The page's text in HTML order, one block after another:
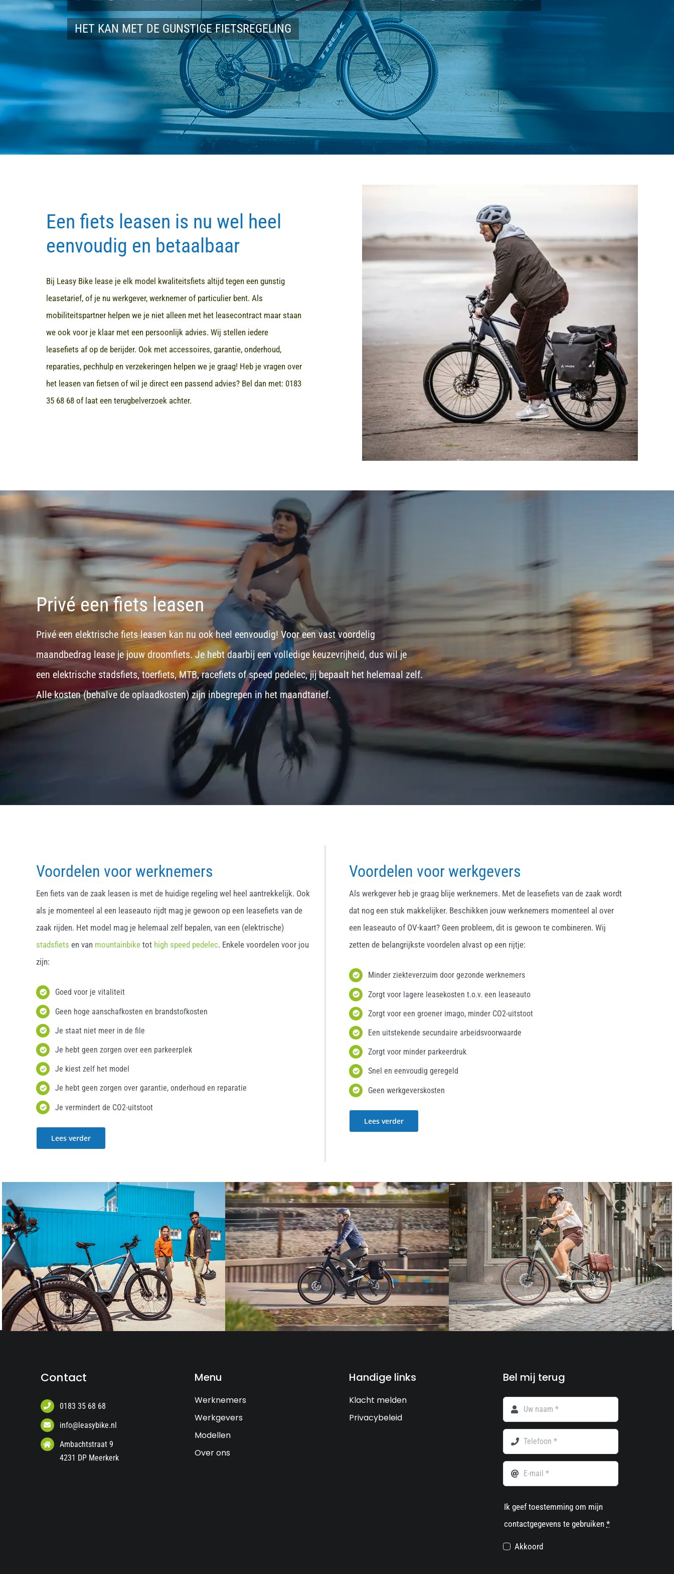
HET KAN MET DE GUNSTIGE FIETSREGELING
Een fiets leasen is nu wel heel
eenvoudig en betaalbaar
Bij Leasy Bike lease je elk model kwaliteitsfiets altijd tegen een gunstig
leasetarief, of je nu werkgever, werknemer of particulier bent. Als
mobiliteitspartner helpen we je niet alleen met het leasecontract maar staan
we ook voor je klaar met een persoonlijk advies. Wij stellen iedere
leasefiets af op de berijder. Ook met accessoires, garantie, onderhoud,
reparaties, pechhulp en verzekeringen helpen we je graag! Heb je vragen over
het leasen van fietsen of wil je direct een passend advies? Bel dan met: 0183
35 68 68of laat een terugbelverzoek achter.
Privé een fiets leasen
Privé een elektrische fiets leasen kan nu ook heel eenvoudig! Voor een vast voordelig
maandbedrag lease je jouw droomfiets. Je hebt daarbij een volledige keuzevrijheid, dus wil je
een elektrische stadsfiets, toerfiets,MTB,racefiets ofspeed pedelec, jij bepaalt het helemaal zelf.
Alle kosten (behalve de oplaadkosten) zijn inbegrepen in het maandtarief.
Voordelen voor werknemers
Een fiets van de zaak leasen is met de huidige regeling wel heel aantrekkelijk. Ook
als je momenteel al een leaseauto rijdt mag je gewoon op een leasefiets van de
zaak rijden. Het model mag je helemaal zelf bepalen, van een (elektrische)
stadsfiets en van mountainbiketot high speed pedelec. Enkele voordelen voor jou
zijn:
Goed voor je vitaliteit
Geen hoge aanschafkosten en brandstofkosten
Je staat niet meer in de file
Je hebt geen zorgen over een parkeerplek
Je kiest zelf het model
Je hebt geen zorgen over garantie, onderhoud en reparatie
Je vermindert de CO2-uitstoot
Lees verder
Voordelen voor werkgevers
Als werkgever heb je graag blije werknemers. Met de leasefiets van de zaak wordt
dat nog een stuk makkelijker. Beschikken jouw werknemers momenteel al over
een leaseauto of OV-kaart? Geen probleem, dit is gewoon te combineren. Wij
zetten de belangrijkste voordelen alvast op een rijtje:
Minder ziekteverzuim door gezonde werknemers
Zorgt voor lagere leasekosten t.o.v. een leaseauto
Zorgt voor een groener imago, minder CO2-uitstoot
Een uitstekende secundaire arbeidsvoorwaarde
Zorgt voor minder parkeerdruk
Snel en eenvoudig geregeld
Geen werkgeverskosten
Lees verder
Contact
0183 35 68 68
info@leasybike.nl
Ambachtstraat 9
4231 DP Meerkerk
Menu
Werknemers
Werkgevers
Modellen
Over ons
Handige links
Klacht melden
Privacybeleid
Bel mij terug
Ik geef toestemming om mijn
contactgegevens te gebruiken*
Akkoord